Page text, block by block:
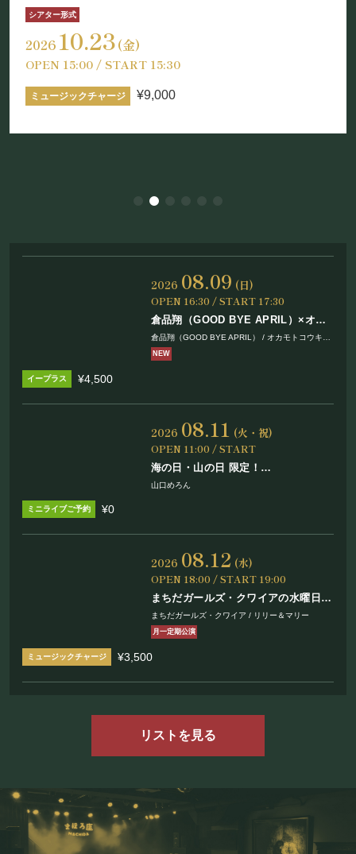
シアター形式
2026 10.23(金)
OPEN 15:00 / START 15:30
¥9,000
2026 08.09 (日)
OPEN 16:30 / START 17:30
倉品翔（GOOD BYE APRIL）×オカ
モトコウキ（OKAMOTO’S）スプリ
ットツアー2026
チーム一人っ子旅
倉品翔（GOOD BYE APRIL） / オカモトコウキ
（OKAMOTO’S）
NEW
¥4,500
2026 08.11 (火・祝)
OPEN 11:00 / START
海の日・山の日 限定！
まほろ座Café with 山口めろん
山口めろん
¥0
2026 08.12 (水)
OPEN 18:00 / START 19:00
まちだガールズ・クワイアの水曜日は
Wednesday!! Vol.85
まちだガールズ・クワイア / リリー＆マリー
月一定期公演
¥3,500
リストを見る